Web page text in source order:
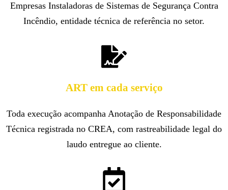
Empresas Instaladoras de Sistemas de Segurança Contra
Incêndio, entidade técnica de referência no setor.
ART em cada serviço
Toda execução acompanha Anotação de Responsabilidade
Técnica registrada no CREA, com rastreabilidade legal do
laudo entregue ao cliente.